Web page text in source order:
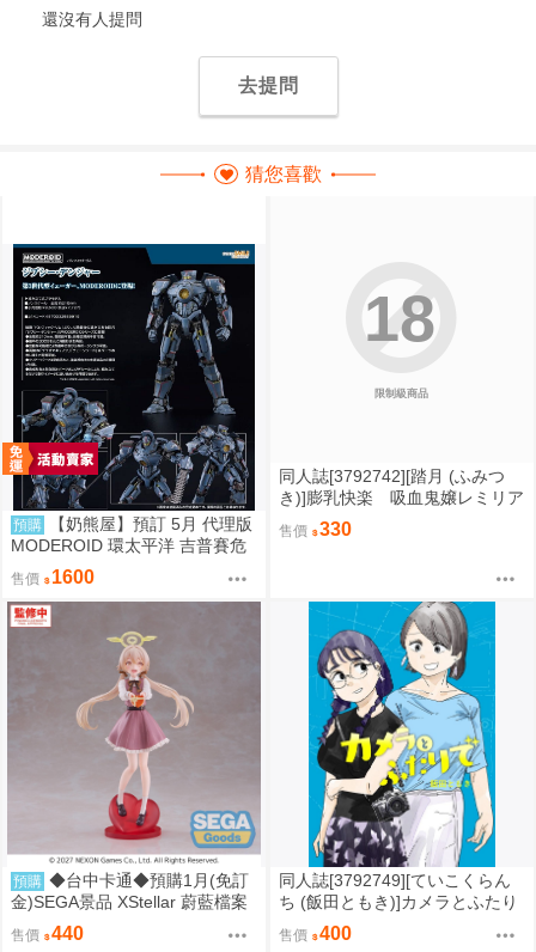
還沒有人提問
去提問
猜您喜歡
預購
【奶熊屋】預訂 5月 代理版
MODEROID 環太平洋 吉普賽危
機 組裝模型 0905
售價 1600
限制級商品
18
同人誌[3792742][踏月 (ふみつ
き)]膨乳快楽 吸血鬼嬢レミリア
(東方Project)
售價 330
預購 ◆台中卡通◆預購1月(免訂
金)SEGA景品 XStellar 蔚藍檔案
阿慈谷日富美 Happy Valentine
售價 440
同人誌[3792749][ていこくらん
ち (飯田ともき)]カメラとふたり
で (百合)
售價 400